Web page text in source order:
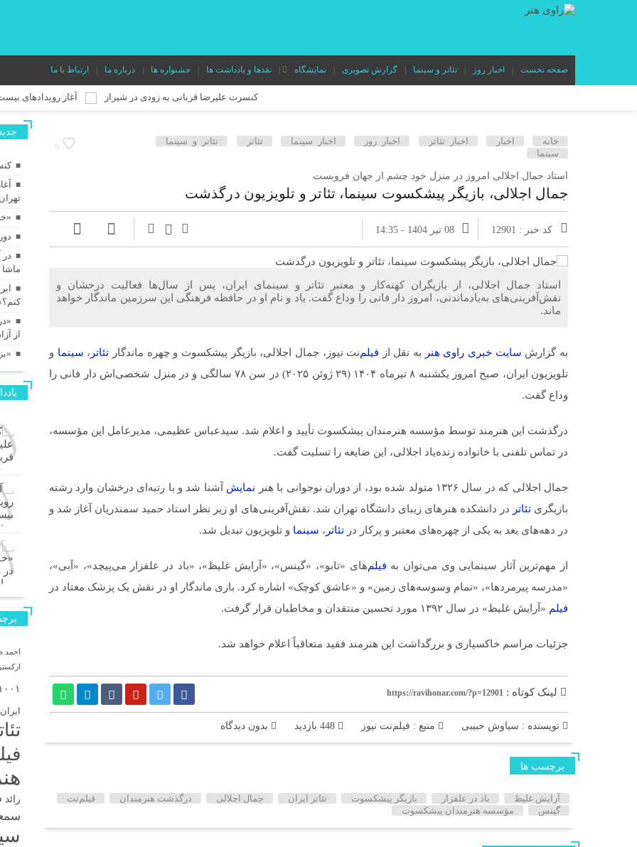
صفحه نخست اخبار روز تئاتر و سینما گزارش تصویری نمایشگاه نقدها و یادداشت ها جشنواره ها درباره ما ارتباط با ما
کنسرت علیرضا قربانی به زودی در شیراز آغاز رویدادهای
9
خانه اخبار اخبار تئاتر اخبار روز اخبار سینما تئاتر
تئاتر و سینما
سینما
استاد جمال اجلالی امروز در منزل خود چشم از جهان فروبست
جمال اجلالی، بازیگر پیشکسوت سینما، تئاتر و تلویزیون درگذشت
کد خبر : 12901 08 تیر 1404 - 14:35
استاد جمال اجلالی، از بازیگران کهنه‌کار و معتبر تئاتر و سینمای ایران، پس از سال‌ها فعالیت درخشان و
نقش‌آفرینی‌های به‌یادماندنی، امروز دار فانی را وداع گفت. یاد و نام او در حافظه فرهنگی این سرزمین ماندگار خواهد
ماند.
به گزارش سایت خبری راوی هنر به نقل از فیلم‌نت نیوز، جمال اجلالی، بازیگر پیشکسوت و چهره ماندگار تئاتر ، سینما و
تلویزیون ایران، صبح امروز یکشنبه ۸ تیرماه ۱۴۰۴ (۲۹ ژوئن ۲۰۲۵) در سن ۷۸ سالگی و در منزل شخصی‌اش دار فانی را
وداع گفت.
درگذشت این هنرمند توسط مؤسسه هنرمندان پیشکسوت تأیید و اعلام شد. سیدعباس عظیمی، مدیرعامل این مؤسسه،
در تماس تلفنی با خانواده زنده‌یاد اجلالی، این ضایعه را تسلیت گفت.
جمال اجلالی که در سال ۱۳۲۶ متولد شده بود، از دوران نوجوانی با هنر نمایش آشنا شد و با رتبه‌ای درخشان وارد رشته
بازیگریتئاتر در دانشکده هنرهای زیبای دانشگاه تهران شد. نقش‌آفرینی‌های او زیر نظر استاد حمید سمندریان آغاز شد و
در دهه‌های بعد به یکی از چهره‌های معتبر و پرکار در تئاتر ، سینما و تلویزیون تبدیل شد.
از مهم‌ترین آثار سینمایی وی می‌توان به فیلم‌های «تابو»، «گینس»، «آرایش غلیظ»، «باد در علفزار می‌پیچد»، «آبی»،
«مدرسه پیرمردها»، «تمام وسوسه‌های زمین» و «عاشق کوچک» اشاره کرد. بازی ماندگار او در نقش یک پزشک معتاد در
فیلم «آرایش غلیظ» در سال ۱۳۹۲ مورد تحسین منتقدان و مخاطبان قرار گرفت.
جزئیات مراسم خاکسپاری و بزرگداشت این هنرمند فقید متعاقباً اعلام خواهد شد.
لینک کوتاه : https://ravihonar.com/?p=12901
نویسنده : سیاوش حبیبی منبع : فیلم‌نت نیوز بدون دیدگاه
برچسب ها
آرایش غلیظ باد در علفزار بازیگر پیشکسوت تئاتر ایران جمال اجلالی درگذشت هنرمندان
فیلم‌نت
گینس
مؤسسه هنرمندان پیشکسوت
در
از
احمد
۱۰۰۱
ایران
رائد